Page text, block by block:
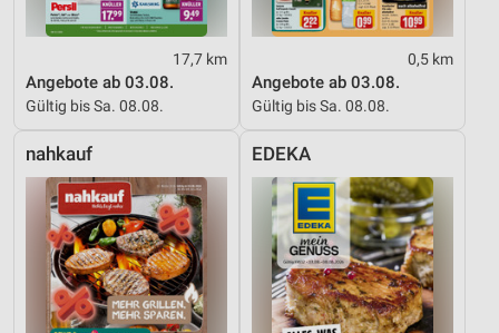
17,7 km
Angebote ab 03.08.
Gültig bis Sa. 08.08.
0,5 km
Angebote ab 03.08.
Gültig bis Sa. 08.08.
nahkauf EDEKA
Geräte anhand von aktiv angeforderten
Informationen identifizieren
Nicht-IAB-Verarbeitungszwecke:
Funktional
Werbung